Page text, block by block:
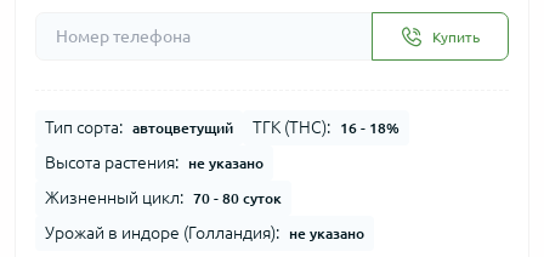
Купить
Тип сорта: автоцветущий ТГК (THC): 16 - 18%
Высота растения: не указано
Жизненный цикл: 70 - 80 суток
Урожай в индоре (Голландия): не указано